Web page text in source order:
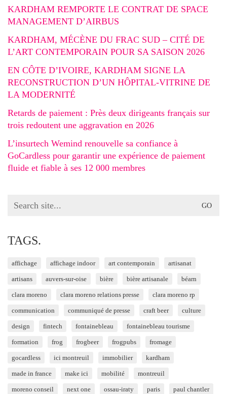
KARDHAM REMPORTE LE CONTRAT DE SPACE
MANAGEMENT D’AIRBUS
KARDHAM, MÉCÈNE DU FRAC SUD – CITÉ DE
L’ART CONTEMPORAIN POUR SA SAISON 2026
EN CÔTE D’IVOIRE, KARDHAM SIGNE LA
RECONSTRUCTION D’UN HÔPITAL-VITRINE DE
LA MODERNITÉ
Retards de paiement : Près deux dirigeants français sur
trois redoutent une aggravation en 2026
L’insurtech Wemind renouvelle sa confiance à
GoCardless pour garantir une expérience de paiement
fluide et fiable à ses 12 000 membres
Search
TAGS.
affichage affichage indoor art contemporain artisanat
artisans auvers-sur-oise bière bière artisanale béarn
clara moreno clara moreno relations presse clara moreno rp
communication communiqué de presse craft beer culture
design fintech fontainebleau fontainebleau tourisme
formation frog frogbeer frogpubs fromage
gocardless ici montreuil immobilier kardham
made in france make ici mobilité montreuil
moreno conseil next one ossau-iraty paris paul chantler